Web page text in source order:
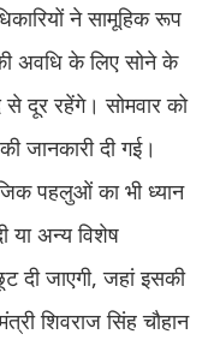
ने सामूहिक रूप
अवधि के लिए सोने के
दूर रहेंगे। सोमवार को
जानकारी दी गई।
पहलुओं का भी ध्यान
या अन्य विशेष
दी जाएगी, जहां इसकी
शिवराज सिंह चौहान